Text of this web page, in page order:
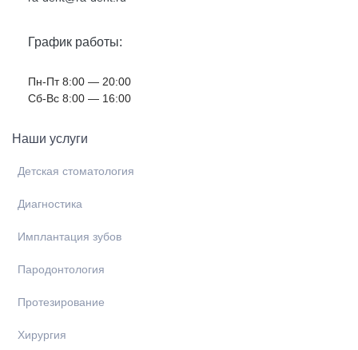
График работы:
Пн-Пт 8:00 — 20:00
Cб-Вс 8:00 — 16:00
Наши услуги
Детская стоматология
Диагностика
Имплантация зубов
Пародонтология
Протезирование
Хирургия